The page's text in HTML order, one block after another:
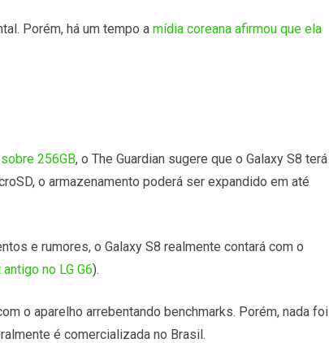
Porém, há um tempo a mídia coreana afirmou que ela
256GB, o The Guardian sugere que o Galaxy S8 terá
o armazenamento poderá ser expandido em até
e rumores, o Galaxy S8 realmente contará com o
no LG G6).
o aparelho arrebentando benchmarks. Porém, nada foi
é comercializada no Brasil.